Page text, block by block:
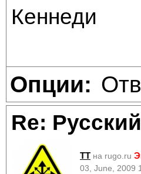
Кеннеди
Опции:
Re:
TT на rugo.ru
03, June, 2009